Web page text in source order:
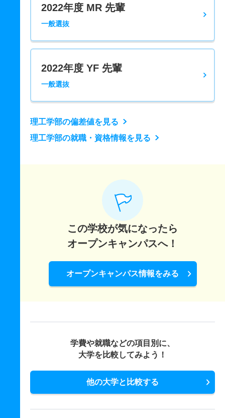
2022年度 MR 先輩
一般選抜
2022年度 YF 先輩
一般選抜
理工学部の偏差値を見る
理工学部の就職・資格情報を見る
この学校が気になったら
オープンキャンパスへ！
オープンキャンパス情報をみる
学費や就職などの項目別に、
大学を比較してみよう！
他の大学と比較する